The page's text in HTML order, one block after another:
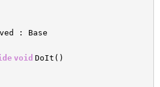
: Base
void DoIt()